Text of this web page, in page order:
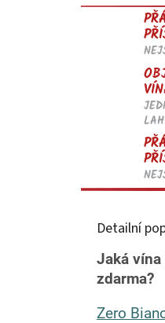
Detailní
Jaká
zdarma?
Zero